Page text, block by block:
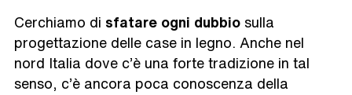
Cerchiamo di sfatare ogni dubbio sulla
progettazione delle case in legno. Anche nel
nord Italia dove c’è una forte tradizione in tal
senso, c’è ancora poca conoscenza della